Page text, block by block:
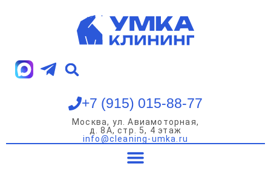
+7 (915) 015-88-77
Москва, ул. Авиамоторная,
д. 8А, стр. 5, 4 этаж
info@cleaning-umka.ru